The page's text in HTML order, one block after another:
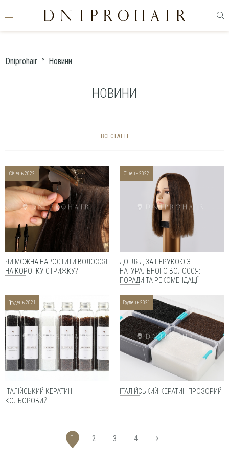
Dniprohair Новини
НОВИНИ
ВСІ СТАТТІ
січень 2022
ЧИ МОЖНА НАРОСТИТИ ВОЛОССЯ
НА КОРОТКУ СТРИЖКУ?
січень 2022
ДОГЛЯД ЗА ПЕРУКОЮ З
НАТУРАЛЬНОГО ВОЛОССЯ:
ПОРАДИ ТА РЕКОМЕНДАЦІЇ
грудень 2021
ІТАЛІЙСЬКИЙ КЕРАТИН
КОЛЬОРОВИЙ
грудень 2021
ІТАЛІЙСЬКИЙ КЕРАТИН ПРОЗОРИЙ
1 2 3 4